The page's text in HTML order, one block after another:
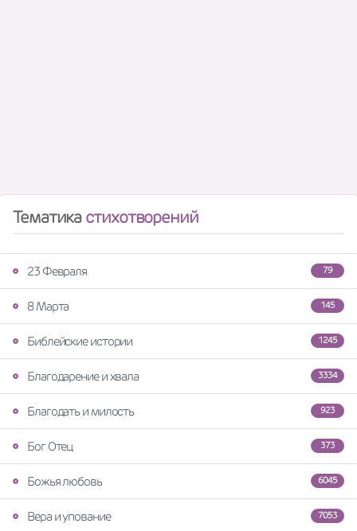
Тематикастихотворений
79
23 Февраля
145
8 Марта
1245
Библейские истории
3334
Благодарение и хвала
923
Благодать и милость
373
Бог Отец
6045
Божья любовь
7053
Вера и упование